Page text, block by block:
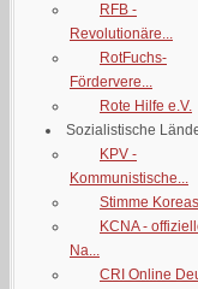
RFB -
Revolutionäre...
RotFuchs-
Fördervere...
Rote Hilfe e.V.
Sozialistische
KPV -
Kommunistische...
Stimme Koreas
KCNA -
Na...
CRI Online